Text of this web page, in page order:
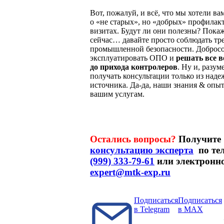
Вот, пожалуй, и всё, что мы хотели вам
о «не старых», но «добрых»
визитах. Будут ли они полезны?
сейчас… давайте просто соблюдать
промышленной безопасности.
эксплуатировать ОПО и решать все
до прихода контролеров. Ну и,
получать консультации только из
источника. Да-да, наши знания & опыт
вашим услугам.
Остались вопросы? Получите
консультацию эксперта по
(999) 333-79-61 или
expert@mtk-exp.ru
Подписаться
в Telegram
Подписаться
в MAX